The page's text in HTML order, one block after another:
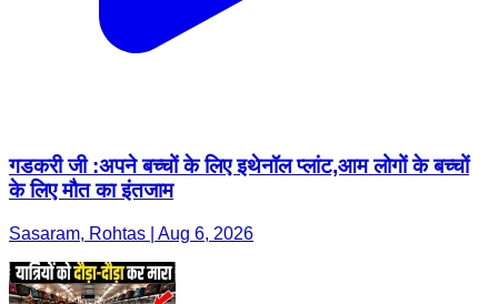
गडकरी जी :अपने बच्चों के लिए इथेनॉल प्लांट,आम लोगों के बच्चों
के लिए मौत का इंतजाम
Sasaram, Rohtas | Aug 6, 2026